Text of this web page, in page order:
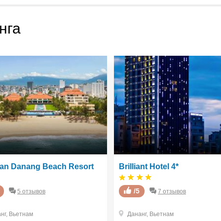
Danang Beach Resort
5 отзывов
, Вьетнам
Brilliant Hotel 4*
/5 7 отзывов
Дананг, Вьетнам